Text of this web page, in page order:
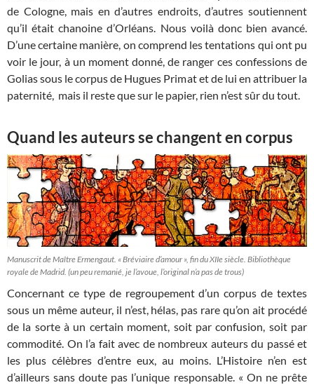
de Cologne, mais en d’autres endroits, d’autres soutiennent
qu’il était chanoine d’Orléans. Nous voilà donc bien avancé.
D’une certaine manière, on comprend les tentations qui ont pu
voir le jour, à un moment donné, de ranger ces confessions de
Golias sous le corpus de Hugues Primat et de lui en attribuer la
paternité, mais il reste que sur le papier, rien n’est sûr du tout.
Quand les auteurs se changent en corpus
Manuscrit de Maître Ermengaut. « Bréviaire d’amour », fin du XIIe siècle. Bibliothèque
royale de Madrid. (un peu remanié, je l’avoue, l’original n’a pas de trous)
Concernant ce type de regroupement d’un corpus de textes
sous un même auteur, il n’est, hélas, pas rare qu’on ait procédé
de la sorte à un certain moment, soit par confusion, soit par
commodité. On l’a fait avec de nombreux auteurs du passé et
les plus célèbres d’entre eux, au moins. L’Histoire n’en est
d’ailleurs sans doute pas l’unique responsable. « On ne prête